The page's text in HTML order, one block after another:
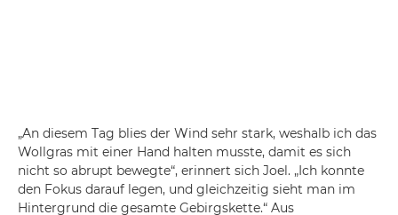
„An diesem Tag blies der Wind sehr stark, weshalb ich das
Wollgras mit einer Hand halten musste, damit es sich
nicht so abrupt bewegte“, erinnert sich Joel. „Ich konnte
den Fokus darauf legen, und gleichzeitig sieht man im
Hintergrund die gesamte Gebirgskette.“ Aus